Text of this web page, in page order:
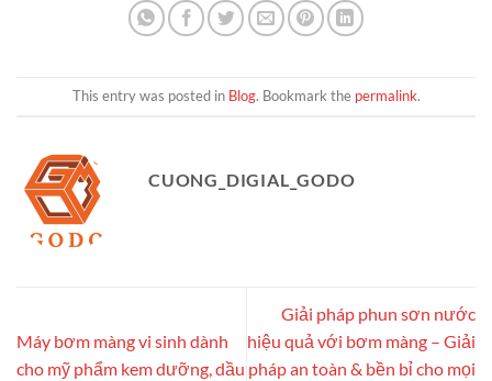
This entry was posted in Blog. Bookmark the permalink.
CUONG_DIGIAL_GODO
Máy bơm màng vi sinh dành
cho mỹ phẩm kem dưỡng, dầu
Giải pháp phun sơn nước
hiệu quả với bơm màng – Giải
pháp an toàn & bền bỉ cho mọi